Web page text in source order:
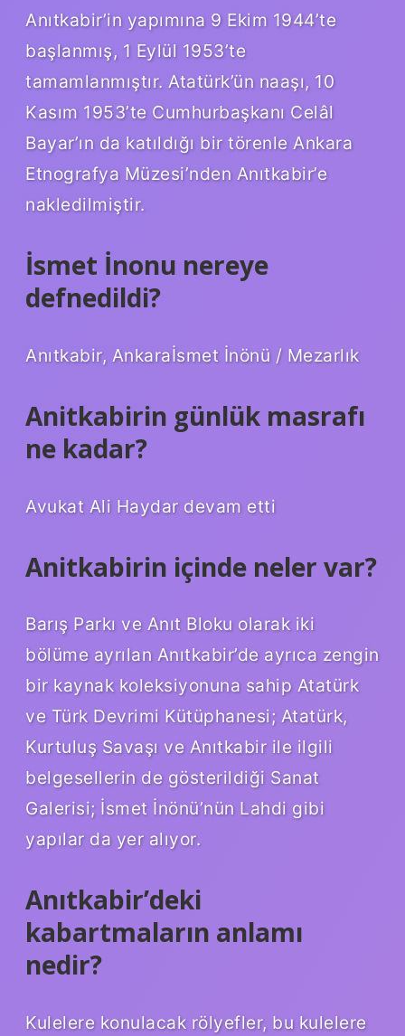
Anıtkabir’in yapımına 9 Ekim 1944’te
başlanmış, 1 Eylül 1953’te
tamamlanmıştır. Atatürk’ün naaşı, 10
Kasım 1953’te Cumhurbaşkanı Celâl
Bayar’ın da katıldığı bir törenle Ankara
Etnografya Müzesi’nden Anıtkabir’e
nakledilmiştir.
İsmet İnonu nereye
defnedildi?
Anıtkabir, Ankaraİsmet İnönü / Mezarlık
Anitkabirin günlük masrafı
ne kadar?
Avukat Ali Haydar devam etti
Anitkabirin içinde neler var?
Barış Parkı ve Anıt Bloku olarak iki
bölüme ayrılan Anıtkabir’de ayrıca zengin
bir kaynak koleksiyonuna sahip Atatürk
ve Türk Devrimi Kütüphanesi; Atatürk,
Kurtuluş Savaşı ve Anıtkabir ile ilgili
belgesellerin de gösterildiği Sanat
Galerisi; İsmet İnönü’nün Lahdi gibi
yapılar da yer alıyor.
Anıtkabir’deki
kabartmaların anlamı
nedir?
Kulelere konulacak rölyefler, bu kulelere